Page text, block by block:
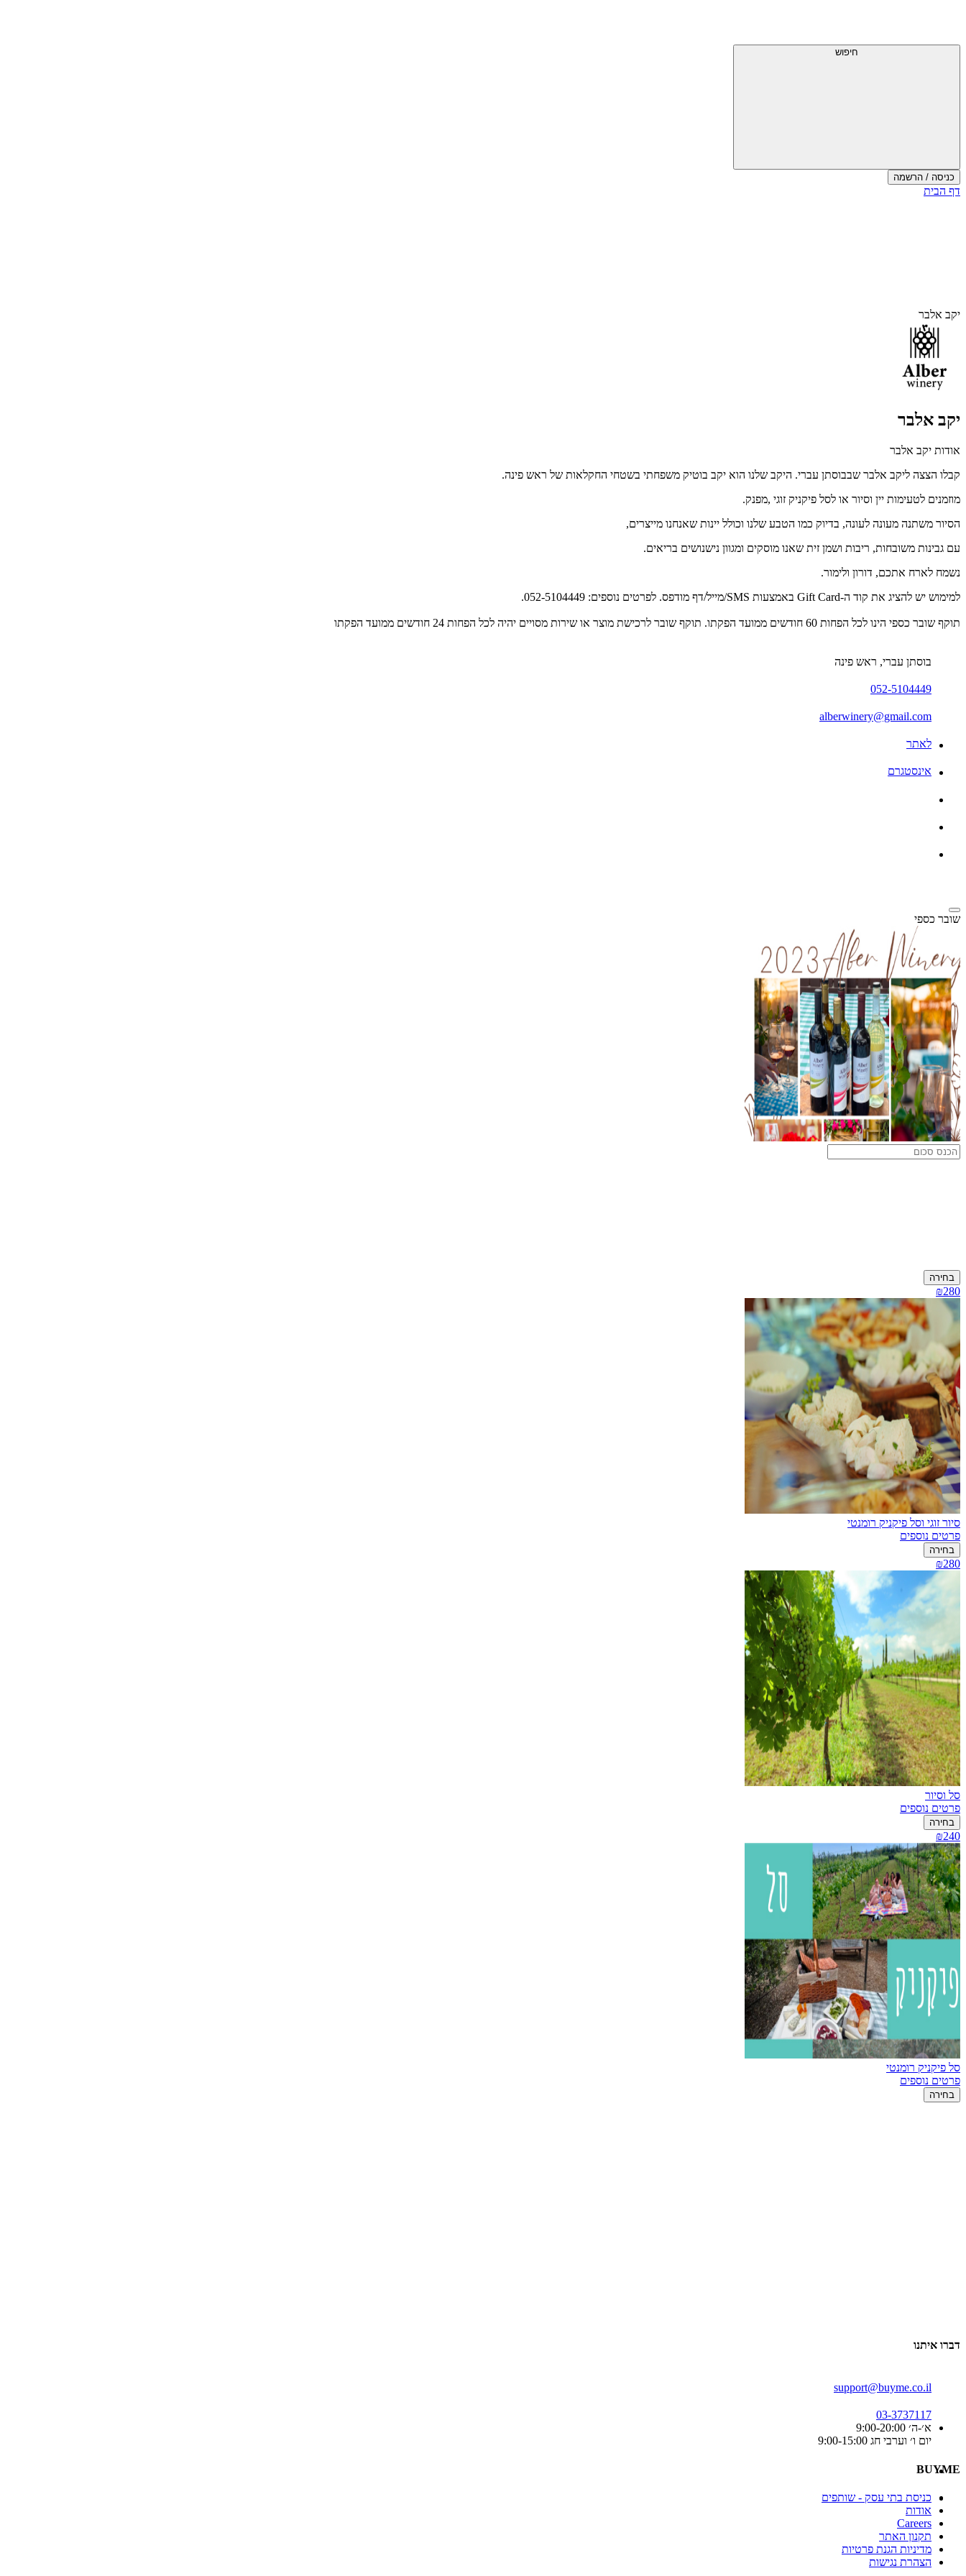
חיפוש
כניסה / הרשמה
דף הבית
יקב אלבר
יקב אלבר
אודות יקב אלבר
קבלו הצצה ליקב אלבר שבבוסתן עברי. היקב שלנו הוא יקב בוטיק משפחתי בשטחי החקלאות של ראש פינה.
מוזמנים לטעימות יין וסיור או לסל פיקניק זוגי ,מפנק.
הסיור משתנה מעונה לעונה, בדיוק כמו הטבע שלנו וכולל יינות שאנחנו מייצרים,
עם גבינות משובחות, ריבות ושמן זית שאנו מוסקים ומגוון נישנושים בריאים.
נשמח לארח אתכם, דורון ולימור.
למימוש יש להציג את קוד ה-Gift Card באמצעות SMS/מייל/דף מודפס. לפרטים נוספים: 052-5104449.
תוקף שובר כספי הינו לכל הפחות 60 חודשים ממועד הפקתו. תוקף שובר לרכישת מוצר או שירות מסויים יהיה לכל הפחות 24 חודשים ממועד הפקתו
בוסתן עברי, ראש פינה
052-5104449
alberwinery@gmail.com
לאתר
אינסטגרם
שובר כספי
בחירה
₪280
סיור זוגי וסל פיקניק רומנטי
פרטים נוספים
בחירה
₪280
סל וסיור
פרטים נוספים
בחירה
₪240
סל פיקניק רומנטי
פרטים נוספים
בחירה
דברו איתנו
support@buyme.co.il
03-3737117
א׳-ה׳ 9:00-20:00
יום ו׳ וערבי חג 9:00-15:00
BUYME
כניסת בתי עסק - שותפים
אודות
Careers
תקנון האתר
מדיניות הגנת פרטיות
הצהרת נגישות